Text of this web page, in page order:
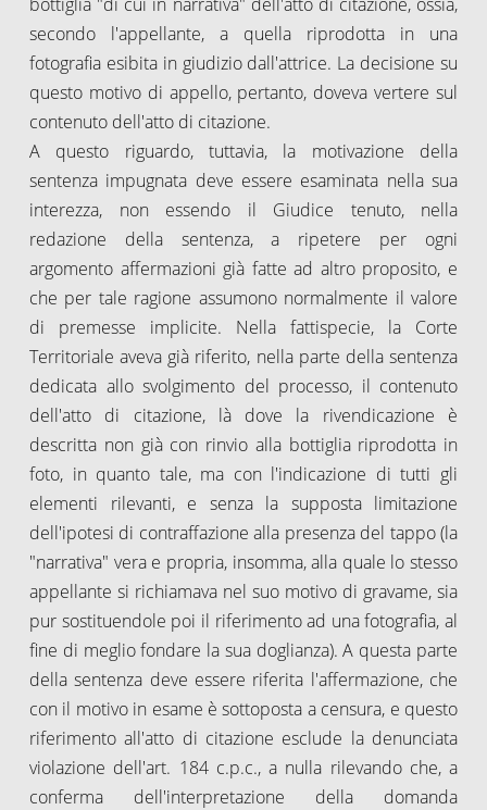
secondo l'appellante, a quella riprodotta in una
fotografia esibita in giudizio dall'attrice. La decisione su
questo motivo di appello, pertanto, doveva vertere sul
contenuto dell'atto di citazione.
A questo riguardo, tuttavia, la motivazione della
sentenza impugnata deve essere esaminata nella sua
interezza, non essendo il Giudice tenuto, nella
redazione della sentenza, a ripetere per ogni
argomento affermazioni già fatte ad altro proposito, e
che per tale ragione assumono normalmente il valore
di premesse implicite. Nella fattispecie, la Corte
Territoriale aveva già riferito, nella parte della sentenza
dedicata allo svolgimento del processo, il contenuto
dell'atto di citazione, là dove la rivendicazione è
descritta non già con rinvio alla bottiglia riprodotta in
foto, in quanto tale, ma con l'indicazione di tutti gli
elementi rilevanti, e senza la supposta limitazione
dell'ipotesi di contraffazione alla presenza del tappo (la
"narrativa" vera e propria, insomma, alla quale lo stesso
appellante si richiamava nel suo motivo di gravame, sia
pur sostituendole poi il riferimento ad una fotografia, al
fine di meglio fondare la sua doglianza). A questa parte
della sentenza deve essere riferita l'affermazione, che
con il motivo in esame è sottoposta a censura, e questo
riferimento all'atto di citazione esclude la denunciata
violazione dell'art. 184 c.p.c., a nulla rilevando che, a
conferma dell'interpretazione della domanda